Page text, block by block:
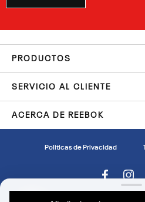
PRODUCTOS
SERVICIO AL CLIENTE
ACERCA DE REEBOK
Politicas de Privacidad